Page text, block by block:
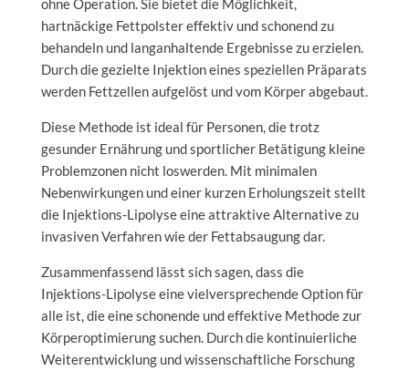
hartnäckige Fettpolster effektiv und schonend zu
behandeln und langanhaltende Ergebnisse zu erzielen.
Durch die gezielte Injektion eines speziellen Präparats
werden Fettzellen aufgelöst und vom Körper abgebaut.
Diese Methode ist ideal für Personen, die trotz
gesunder Ernährung und sportlicher Betätigung kleine
Problemzonen nicht loswerden. Mit minimalen
Nebenwirkungen und einer kurzen Erholungszeit stellt
die Injektions-Lipolyse eine attraktive Alternative zu
invasiven Verfahren wie der Fettabsaugung dar.
Zusammenfassend lässt sich sagen, dass die
Injektions-Lipolyse eine vielversprechende Option für
alle ist, die eine schonende und effektive Methode zur
Körperoptimierung suchen. Durch die kontinuierliche
Weiterentwicklung und wissenschaftliche Forschung